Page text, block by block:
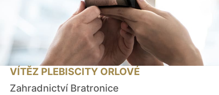
VÍTĚZ PLEBISCITY ORLOVÉ
Zahradnictví Bratronice